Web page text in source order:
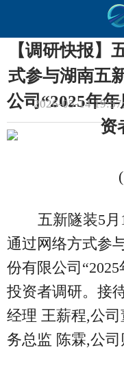
【调研快报】
式参与湖南五
公司“2025年
资
2026-05-14
五新隧装5
通过网络方式参
份有限公司
投资者调研。接
经理 王薪程,公
务总监 陈霖,公司